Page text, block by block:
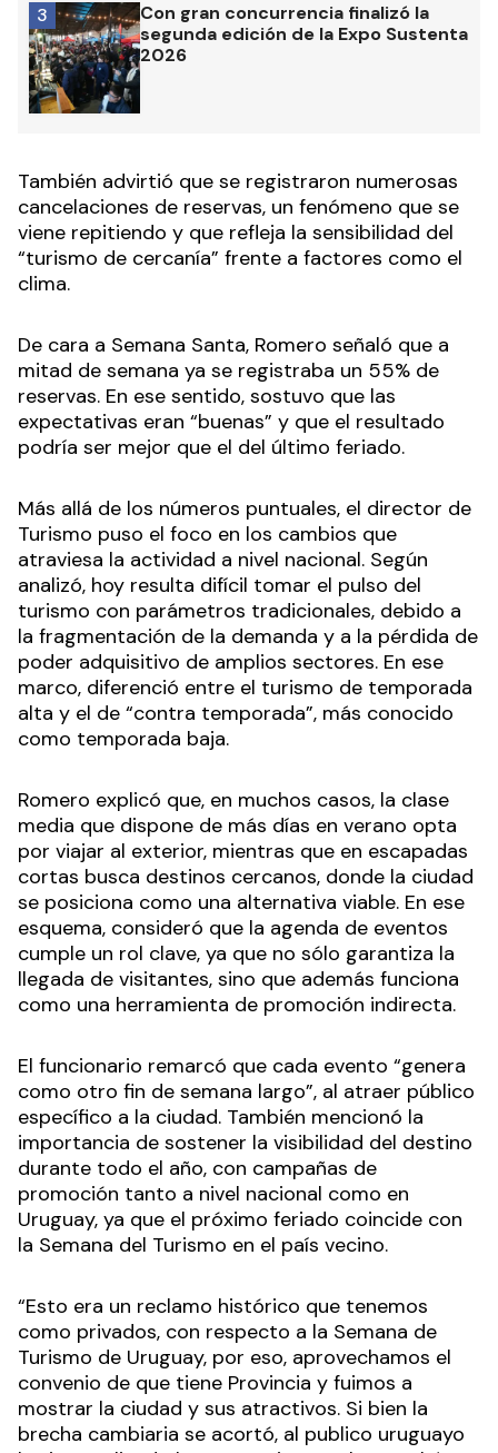
Con gran concurrencia finalizó la
segunda edición de la Expo Sustenta
2026
3
También advirtió que se registraron numerosas
cancelaciones de reservas, un fenómeno que se
viene repitiendo y que refleja la sensibilidad del
“turismo de cercanía” frente a factores como el
clima.
De cara a Semana Santa, Romero señaló que a
mitad de semana ya se registraba un 55% de
reservas. En ese sentido, sostuvo que las
expectativas eran “buenas” y que el resultado
podría ser mejor que el del último feriado.
Más allá de los números puntuales, el director de
Turismo puso el foco en los cambios que
atraviesa la actividad a nivel nacional. Según
analizó, hoy resulta difícil tomar el pulso del
turismo con parámetros tradicionales, debido a
la fragmentación de la demanda y a la pérdida de
poder adquisitivo de amplios sectores. En ese
marco, diferenció entre el turismo de temporada
alta y el de “contra temporada”, más conocido
como temporada baja.
Romero explicó que, en muchos casos, la clase
media que dispone de más días en verano opta
por viajar al exterior, mientras que en escapadas
cortas busca destinos cercanos, donde la ciudad
se posiciona como una alternativa viable. En ese
esquema, consideró que la agenda de eventos
cumple un rol clave, ya que no sólo garantiza la
llegada de visitantes, sino que además funciona
como una herramienta de promoción indirecta.
El funcionario remarcó que cada evento “genera
como otro fin de semana largo”, al atraer público
específico a la ciudad. También mencionó la
importancia de sostener la visibilidad del destino
durante todo el año, con campañas de
promoción tanto a nivel nacional como en
Uruguay, ya que el próximo feriado coincide con
la Semana del Turismo en el país vecino.
“Esto era un reclamo histórico que tenemos
como privados, con respecto a la Semana de
Turismo de Uruguay, por eso, aprovechamos el
convenio de que tiene Provincia y fuimos a
mostrar la ciudad y sus atractivos. Si bien la
brecha cambiaria se acortó, al publico uruguayo